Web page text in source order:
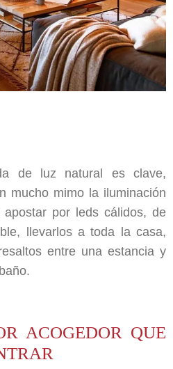
de luz natural es clave,
mucho mimo la iluminación
por leds cálidos, de
llevarlos a toda la casa,
entre una estancia y
ACOGEDOR QUE